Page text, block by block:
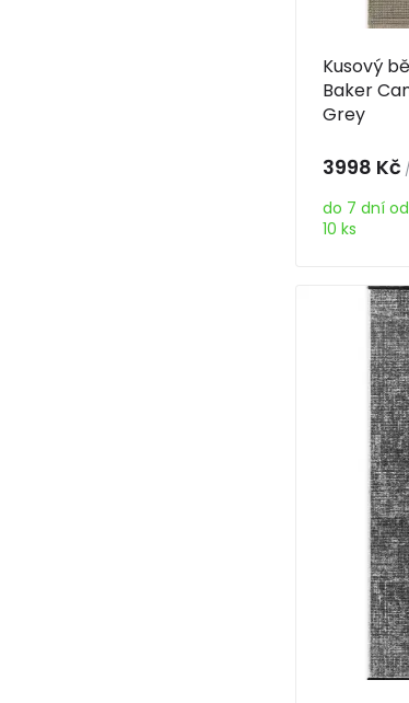
Kusový
Baker
Grey
3998 Kč
do 7 dní
10 ks